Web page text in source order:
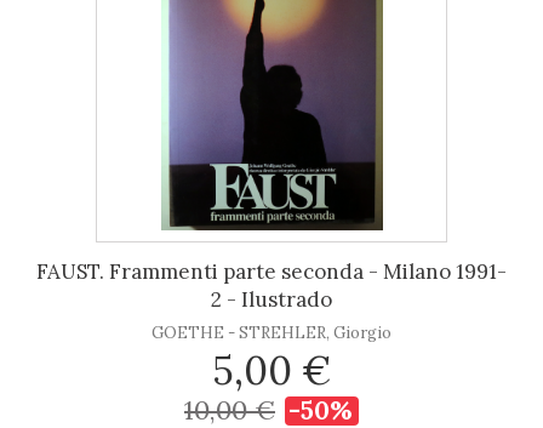
FAUST. Frammenti parte seconda - Milano 1991-
2 - Ilustrado
GOETHE - STREHLER, Giorgio
5,00 €
10,00 € -50%